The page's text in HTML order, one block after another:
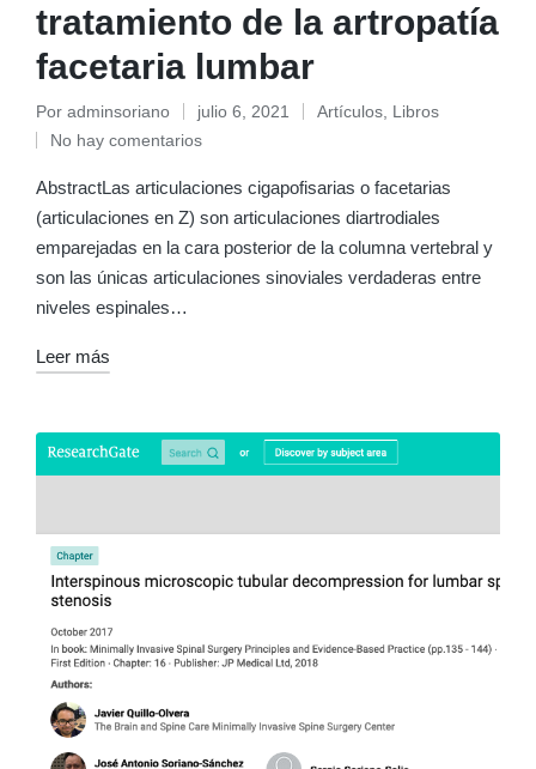
tratamiento de la artropatía
facetaria lumbar
Publicado
por
Por adminsoriano julio 6, 2021
Publicado
Artículos Libros
No hay comentarios
AbstractLas articulaciones cigapofisarias o facetarias
(articulaciones en Z) son articulaciones diartrodiales
emparejadas en la cara posterior de la columna vertebral y
son las únicas articulaciones sinoviales verdaderas entre
niveles espinales…
Leer más